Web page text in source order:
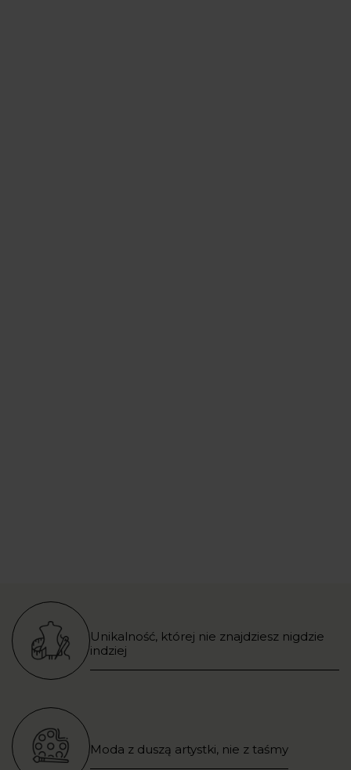
Unikalność, której nie znajdziesz nigdzie
indziej
Moda z duszą artystki, nie z taśmy